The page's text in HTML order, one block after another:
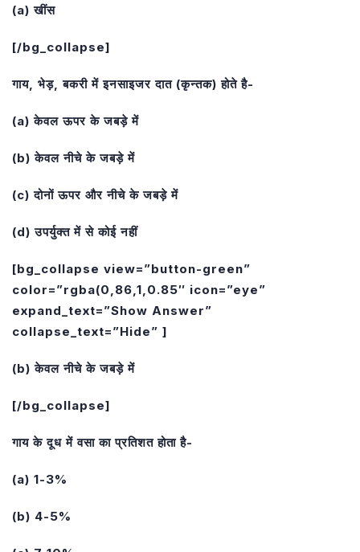
(a) खींस
[/bg_collapse]
गाय, भेड़, बकरी में इनसाइजर दात (कृन्तक) होते है-
(a) केवल ऊपर के जबड़े में
(b) केवल नीचे के जबड़े में
(c) दोनों ऊपर और नीचे के जबड़े में
(d) उपर्युक्त में से कोई नहीं
[bg_collapse view=”button-green”
color=”rgba(0,86,1,0.85″ icon=”eye”
expand_text=”Show Answer”
collapse_text=”Hide” ]
(b) केवल नीचे के जबड़े में
[/bg_collapse]
गाय के दूध में वसा का प्रतिशत होता है-
(a) 1-3%
(b) 4-5%